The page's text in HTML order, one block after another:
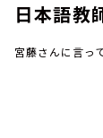
日本語教
宮藤さんに言っ